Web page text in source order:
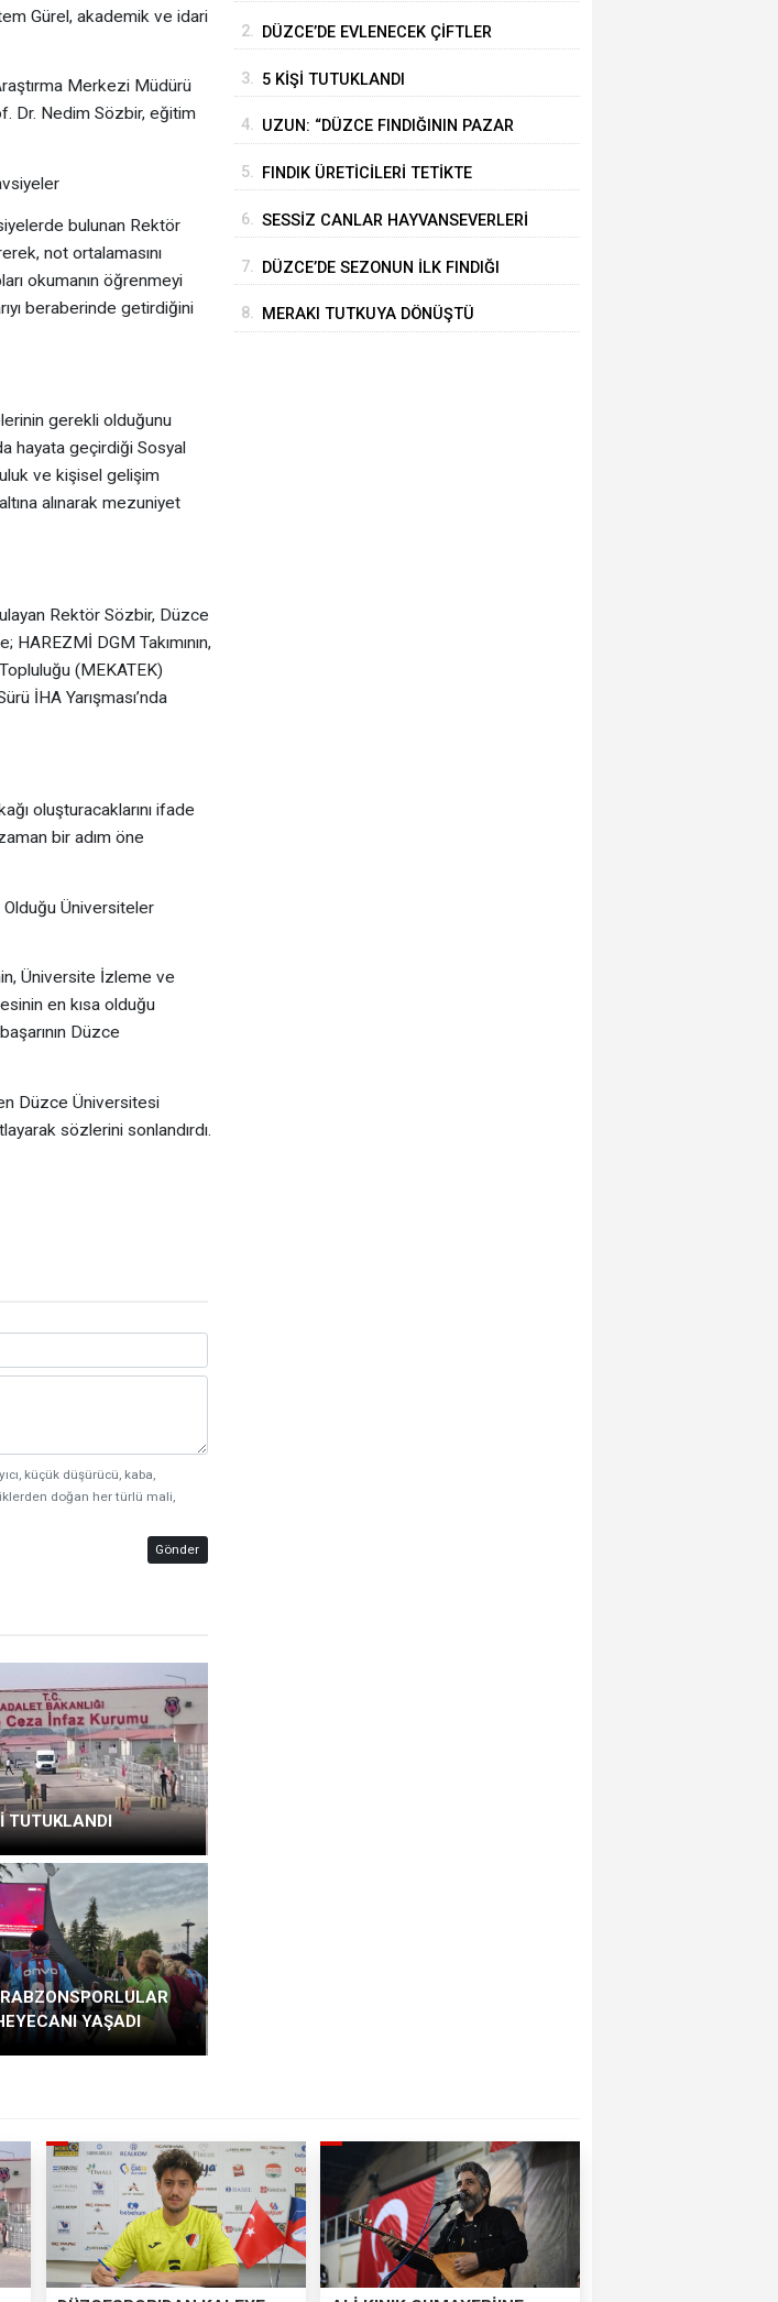
Gürel, akademik ve idari
Merkezi Müdürü
Dr. Nedim Sözbir, eğitim
bulunan Rektör
not ortalamasını
okumanın öğrenmeyi
beraberinde getirdiğini
gerekli olduğunu
hayata geçirdiği Sosyal
ve kişisel gelişim
alınarak mezuniyet
Rektör Sözbir, Düzce
DGM Takımının,
(MEKATEK)
İHA Yarışması’nda
oluşturacaklarını ifade
bir adım öne
Olduğu Üniversiteler
Üniversite İzleme ve
en kısa olduğu
Düzce
Düzce Üniversitesi
sözlerini sonlandırdı.
küçük düşürücü, kaba,
doğan her türlü mali,
Gönder
TUTUKLANDI
YAŞADI
2. DÜZCE’DE EVLENECEK ÇİFTLER
3. 5 KİŞİ TUTUKLANDI
4. UZUN: “DÜZCE FINDIĞININ PAZAR
5. FINDIK ÜRETİCİLERİ TETİKTE
6. SESSİZ CANLAR HAYVANSEVERLERİ
7. DÜZCE’DE SEZONUN İLK FINDIĞI
8. MERAKI TUTKUYA DÖNÜŞTÜ